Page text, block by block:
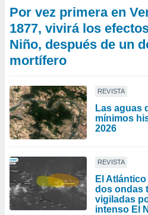
Por vez primera en
1877, vivirá los
Niño, después de un
mortífero
REVISTA
Las aguas
mínimos
2026
REVISTA
El
dos ondas
vigiladas
intenso El